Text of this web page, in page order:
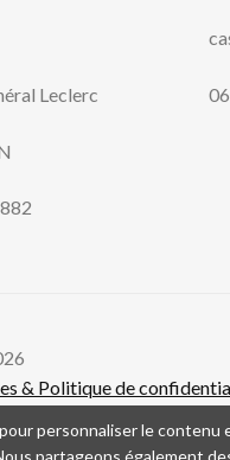
Leclerc
& Politique de
personnaliser le
partageons également